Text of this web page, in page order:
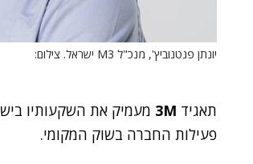
יונתן פנטנוביץ', מנכ"ל M3 ישראל. צילום:
תאגיד 3M מעמיק את השקעותיו
פעילות החברה בשוק המקומי.